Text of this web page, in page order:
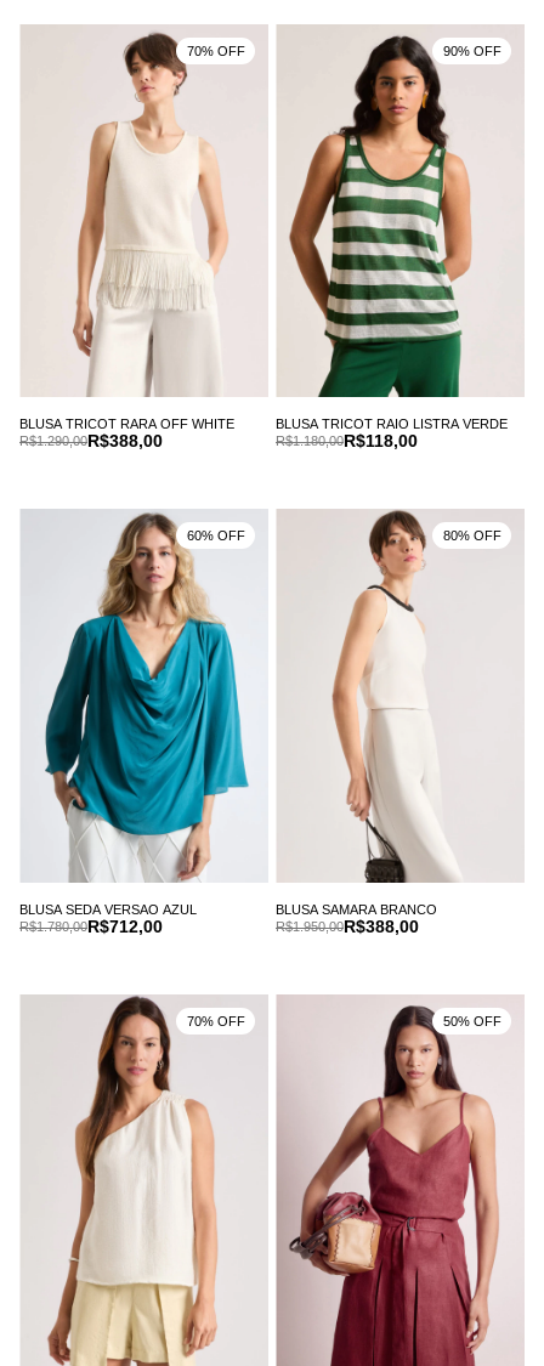
BLUSA TRICOT RARA OFF WHITE
R$388,00
R$1.290,00
70% OFF
BLUSA TRICOT RAIO LISTRA VERDE
R$118,00
R$1.180,00
90% OFF
BLUSA SEDA VERSAO AZUL
R$712,00
R$1.780,00
60% OFF
BLUSA SAMARA BRANCO
R$388,00
R$1.950,00
80% OFF
70% OFF 50% OFF